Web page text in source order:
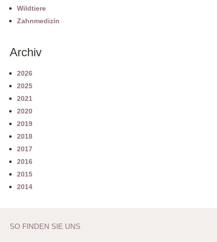
Wildtiere
Zahnmedizin
Archiv
2026
2025
2021
2020
2019
2018
2017
2016
2015
2014
SO FINDEN SIE UNS